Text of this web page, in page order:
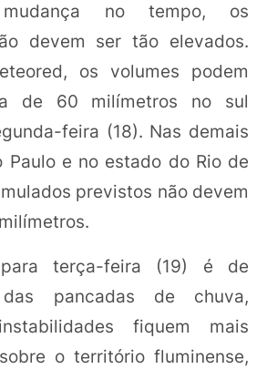
no tempo, os
devem ser tão elevados.
os volumes podem
de 60 milímetros no sul
feira (18). Nas demais
Paulo e no estado do Rio de
previstos não devem
terça-feira (19) é de
das pancadas de chuva,
fiquem mais
o território fluminense,